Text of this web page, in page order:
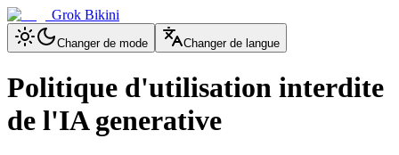
Grok Bikini
Changer de mode Changer de langue
Politique d'utilisation interdite
de l'IA generative